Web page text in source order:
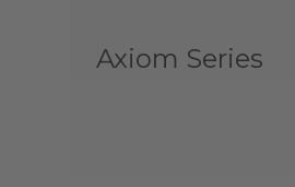
Axiom Series